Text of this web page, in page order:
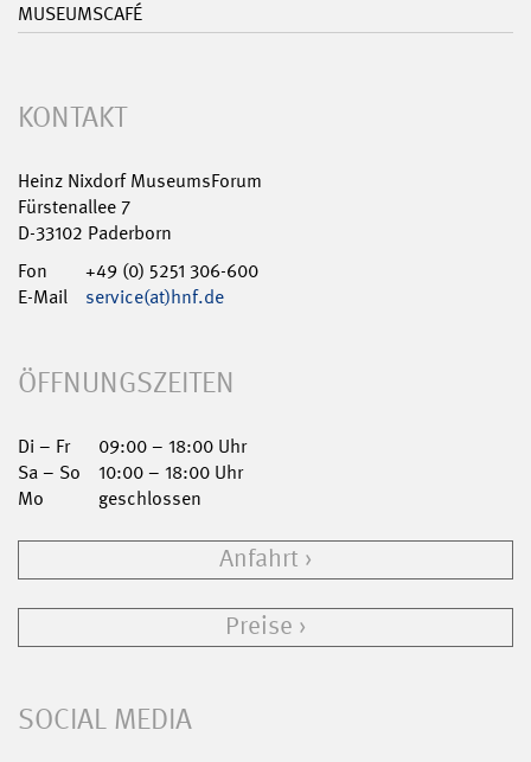
MUSEUMSCAFÉ
KONTAKT
Heinz Nixdorf MuseumsForum
Fürstenallee 7
D-33102 Paderborn
Fon
+49 (0) 5251 306-600
E-Mail
service(at)hnf.de
ÖFFNUNGSZEITEN
Di – Fr
09:00 – 18:00 Uhr
Sa – So
10:00 – 18:00 Uhr
Mo
geschlossen
Anfahrt
Preise
SOCIAL MEDIA